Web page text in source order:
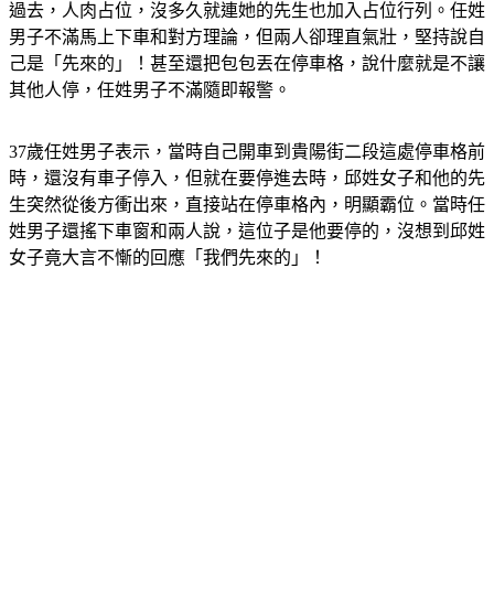
過去，人肉占位，沒多久就連她的先生也加入占位行列。任姓
男子不滿馬上下車和對方理論，但兩人卻理直氣壯，堅持說自
己是「先來的」！甚至還把包包丟在停車格，說什麼就是不讓
其他人停，任姓男子不滿隨即報警。
37歲任姓男子表示，當時自己開車到貴陽街二段這處停車格前
時，還沒有車子停入，但就在要停進去時，邱姓女子和他的先
生突然從後方衝出來，直接站在停車格內，明顯霸位。當時任
姓男子還搖下車窗和兩人說，這位子是他要停的，沒想到邱姓
女子竟大言不慚的回應「我們先來的」！